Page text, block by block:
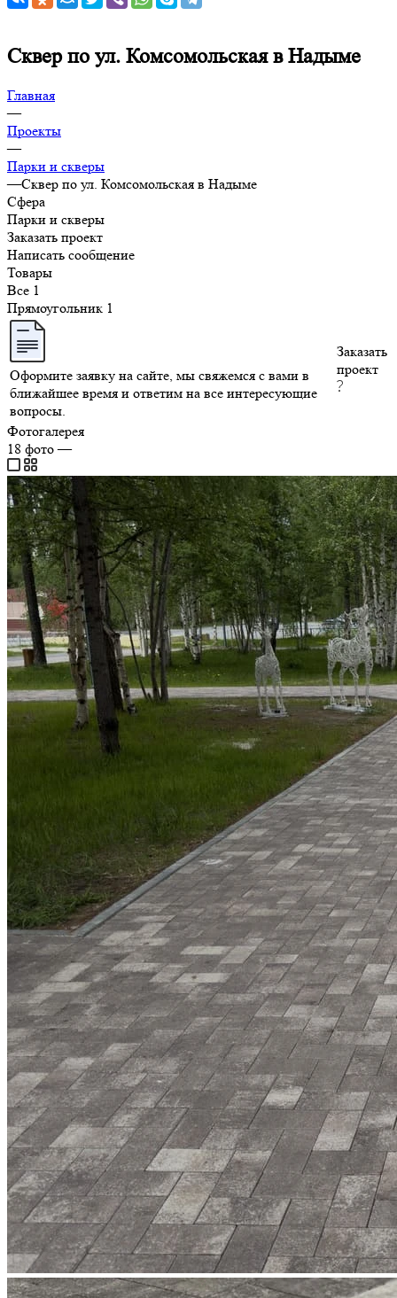
Сквер по ул. Комсомольская в Надыме
Главная
—
Проекты
—
Парки и скверы
—Сквер по ул. Комсомольская в Надыме
Сфера
Парки и скверы
Заказать проект
Написать сообщение
Товары
Все 1
Прямоугольник 1
Оформите заявку на сайте, мы свяжемся с вами в
ближайшее время и ответим на все интересующие
вопросы.
Заказать
проект
Фотогалерея
18 фото—